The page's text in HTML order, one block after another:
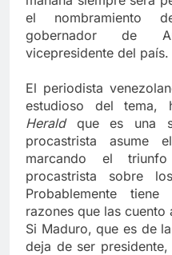
el nombramiento
gobernador de
vicepresidente del país.
El periodista
estudioso del tema,
Heraldque es una
procastrista asume
marcando el
procastrista sobre
Probablemente
razones que las
Si Maduro, que es de
deja de ser